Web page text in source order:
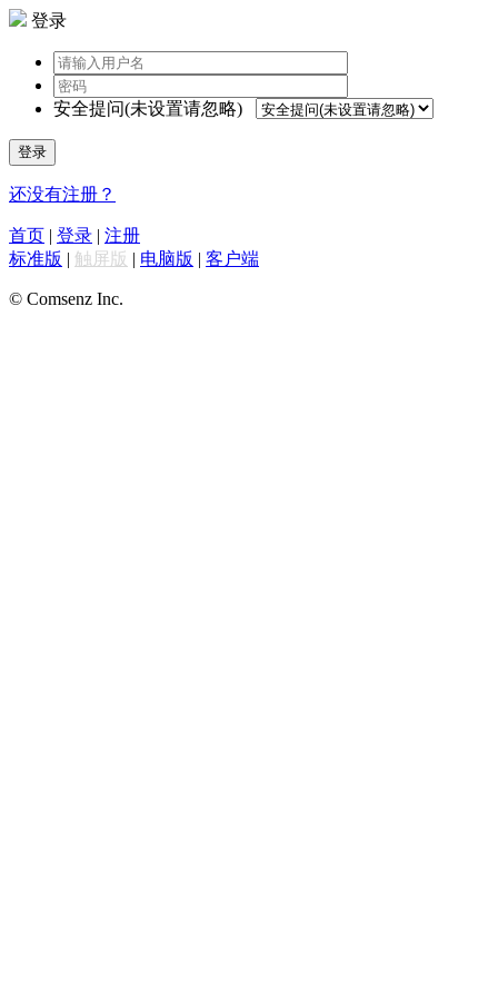
登录
安全提问(未设置请忽略)
登录
还没有注册？
首页 | 登录 | 注册
标准版 | 触屏版 | 电脑版 | 客户端
© Comsenz Inc.